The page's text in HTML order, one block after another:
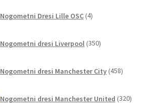
Nogometni Dresi Lille OSC 4izdelki
Nogometni dresi Liverpool 350izdelkov
Nogometni dresi Manchester City 458izdelkov
Nogometni dresi Manchester United 320izdelkov